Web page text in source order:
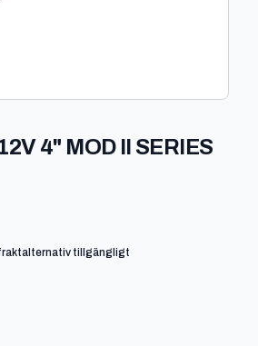
4" MOD II SERIES-
tillgängligt